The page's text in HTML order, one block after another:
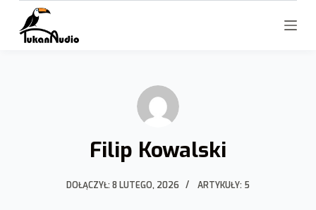
Filip Kowalski
DOŁĄCZYŁ: 8 LUTEGO, 2026 ARTYKUŁY: 5